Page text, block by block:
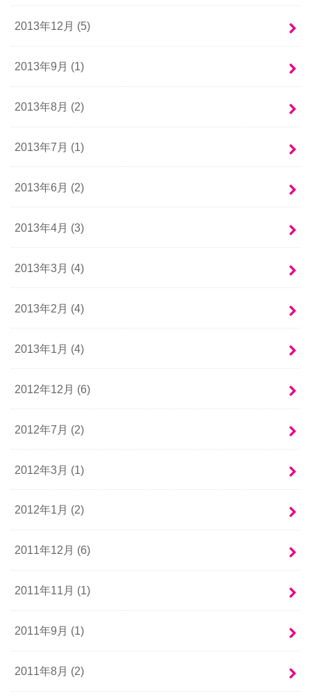
2013年12月 (5)
2013年9月 (1)
2013年8月 (2)
2013年7月 (1)
2013年6月 (2)
2013年4月 (3)
2013年3月 (4)
2013年2月 (4)
2013年1月 (4)
2012年12月 (6)
2012年7月 (2)
2012年3月 (1)
2012年1月 (2)
2011年12月 (6)
2011年11月 (1)
2011年9月 (1)
2011年8月 (2)